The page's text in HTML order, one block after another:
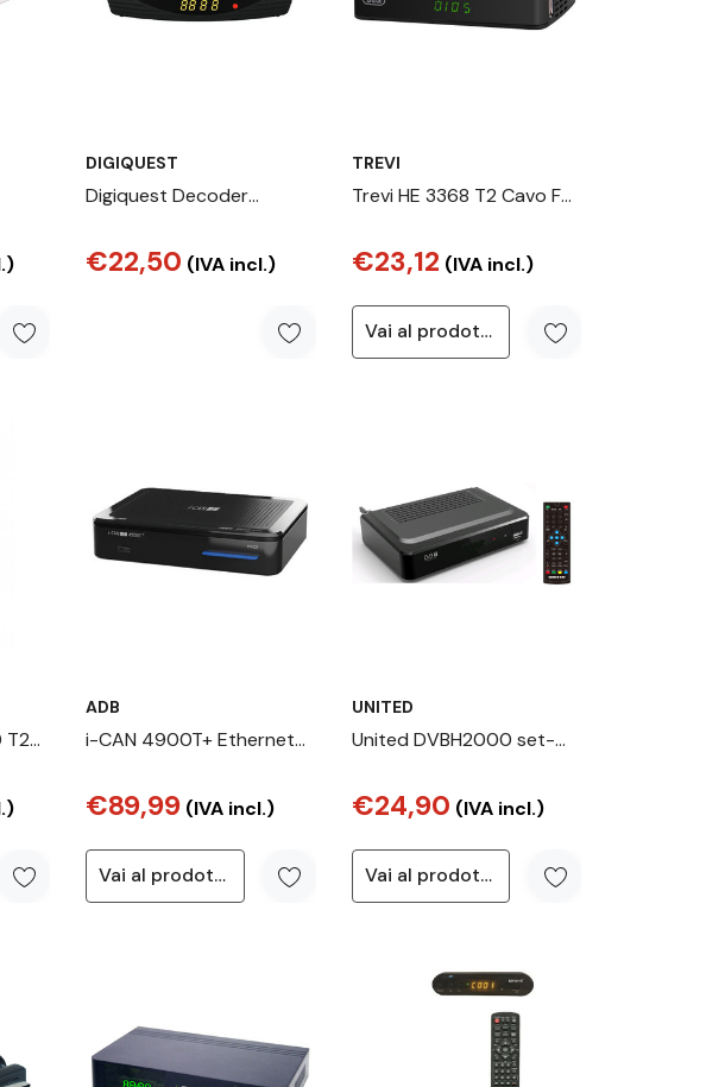
DIGIQUEST
Digiquest Decoder
Cavo Full HD Nero
€22,50 (IVA incl.)
TREVI
Trevi HE 3368 T2 Cavo Full
€23,12 (IVA incl.)
Vai al prodotto
T2
ADB
i-CAN 4900T+ Ethernet
Nero
€89,99 (IVA incl.)
Vai al prodotto
UNITED
United DVBH2000 set-
Nero
€24,90 (IVA incl.)
Vai al prodotto